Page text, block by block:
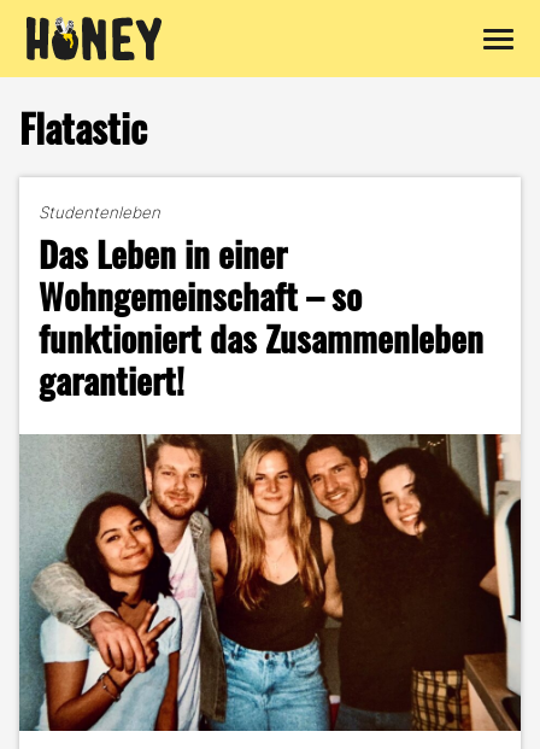
Inhalt
springen
Flatastic
Studentenleben
Das Leben in einer
Wohngemeinschaft – so
funktioniert das Zusammenleben
garantiert!